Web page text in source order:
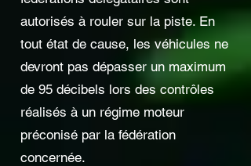
autorisés à rouler sur la piste. En
tout état de cause, les véhicules ne
devront pas dépasser un maximum
de 95 décibels lors des contrôles
réalisés à un régime moteur
préconisé par la fédération
concernée.